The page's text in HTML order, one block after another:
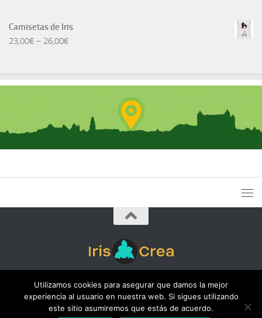
original
era:
actual
es:
Camisetas de Iris
23,00€ – 26,00€
Iris Crea © 2026. Todos los derechos reservados.
Utilizamos cookies para asegurar que damos la mejor
experiencia al usuario en nuestra web. Si sigues utilizando
este sitio asumiremos que estás de acuerdo.